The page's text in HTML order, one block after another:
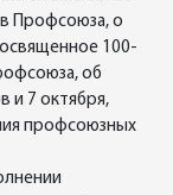
Профсоюза, о
100-
об
и 7 октября,
профсоюзных